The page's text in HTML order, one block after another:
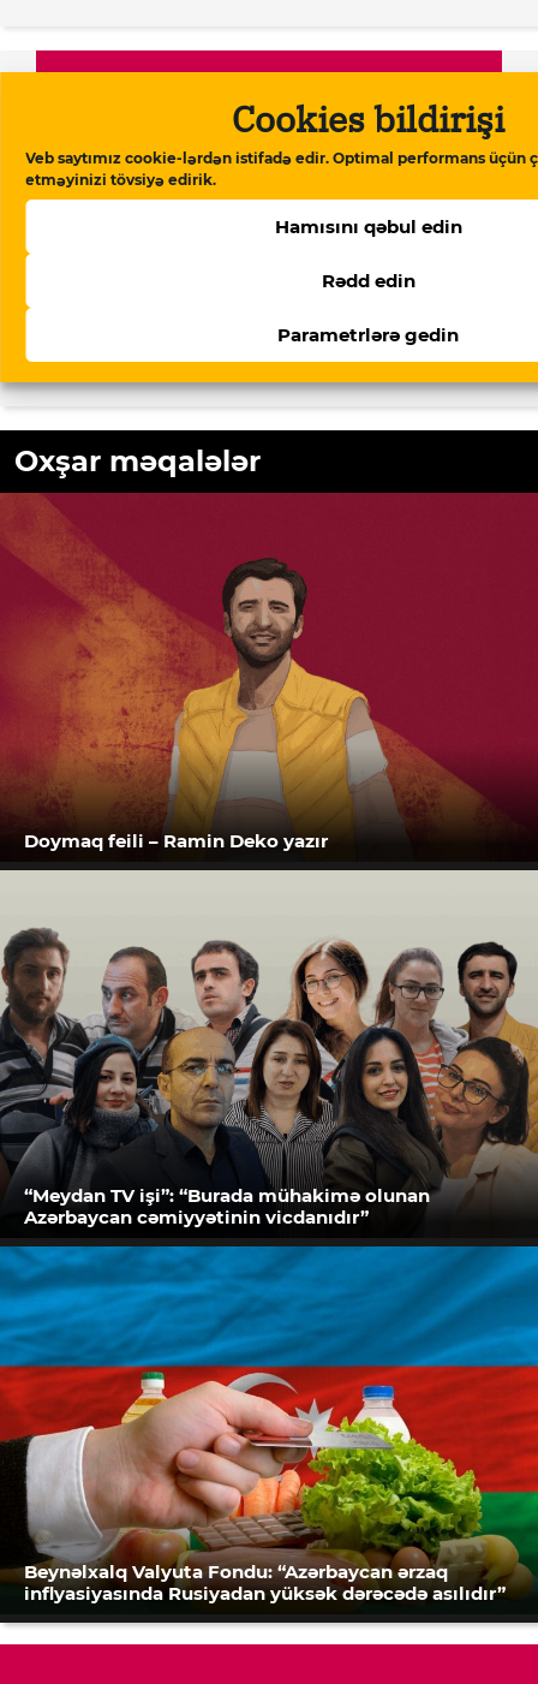
Cookies bildirişi
Veb saytımız cookie-lərdən istifadə edir. Optimal performans üçün
etməyinizi tövsiyə edirik.
Hamısını qəbul edin
Rədd edin
Parametrlərə gedin
Meydan TV Azərbaycanın media
məkanındakı alternativ səsidir! İşimizin
davamlı olması üçün sizin də köməyinizə
birdəfəlik yardımlarla dəstək olun.
Dəstək verin
Oxşar məqalələr
Doymaq feili – Ramin Deko yazır
“Meydan TV işi”: “Burada mühakimə olunan
Azərbaycan cəmiyyətinin vicdanıdır”
Beynəlxalq Valyuta Fondu: “Azərbaycan ərzaq
inflyasiyasında Rusiyadan yüksək dərəcədə asılıdır”